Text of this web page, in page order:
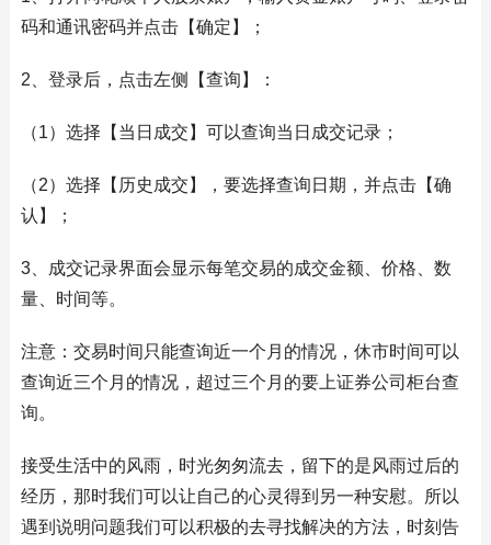
码和通讯密码并点击【确定】；
2、登录后，点击左侧【查询】：
（1）选择【当日成交】可以查询当日成交记录；
（2）选择【历史成交】，要选择查询日期，并点击【确
认】；
3、成交记录界面会显示每笔交易的成交金额、价格、数
量、时间等。
注意：交易时间只能查询近一个月的情况，休市时间可以
查询近三个月的情况，超过三个月的要上证券公司柜台查
询。
接受生活中的风雨，时光匆匆流去，留下的是风雨过后的
经历，那时我们可以让自己的心灵得到另一种安慰。所以
遇到说明问题我们可以积极的去寻找解决的方法，时刻告